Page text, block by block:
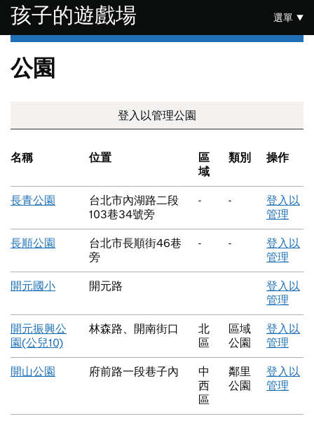
跳至主要內容
孩子的遊戲場 選單
公園
登入以管理公園
名稱 位置
區
域
類別 操作
長青公園
台北市內湖路二段
103巷34號旁
- -
登入以
管理
長順公園
台北市長順街46巷
旁
- -
登入以
管理
開元國小 開元路
登入以
管理
開元振興公
園(公兒10)
林森路、開南街口
北
區
區域
公園
登入以
管理
開山公園 府前路一段巷子內
中
西
區
鄰里
公園
登入以
管理